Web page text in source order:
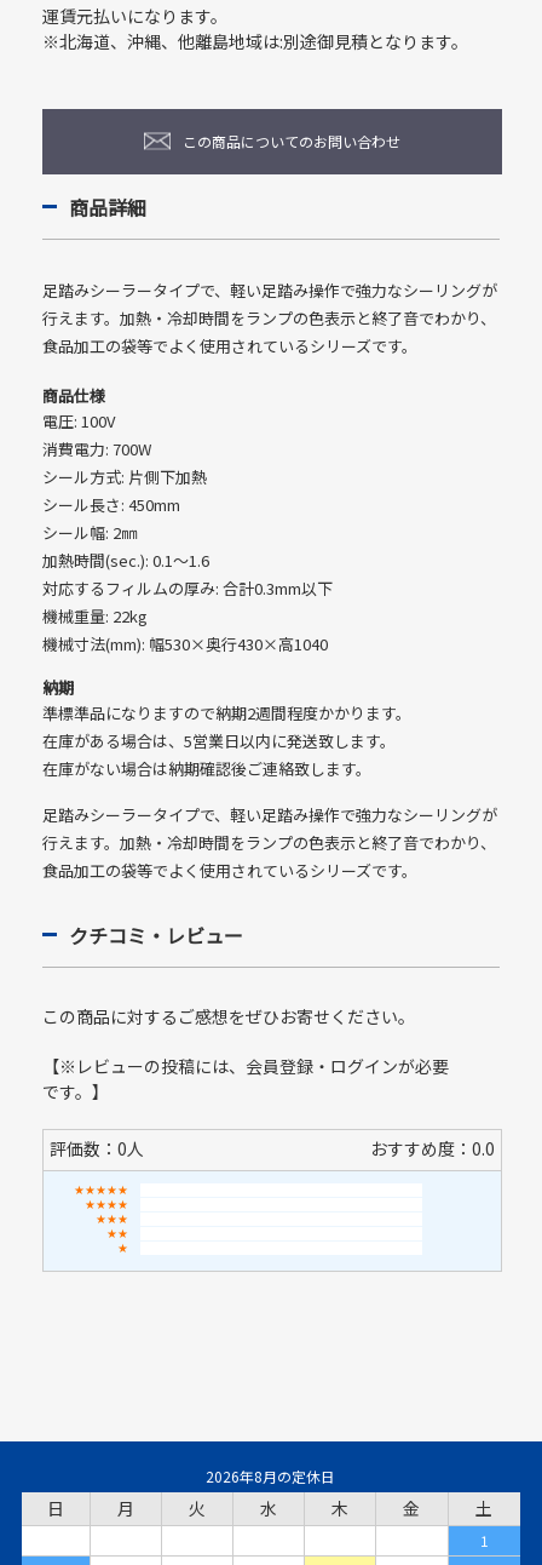
運賃元払いになります。
※北海道、沖縄、他離島地域は:別途御見積となります。
この商品についてのお問い合わせ
商品詳細
足踏みシーラータイプで、軽い足踏み操作で強力なシーリングが
行えます。加熱・冷却時間をランプの色表示と終了音でわかり、
食品加工の袋等でよく使用されているシリーズです。
商品仕様
電圧: 100V
消費電力: 700W
シール方式: 片側下加熱
シール長さ: 450mm
シール幅: 2㎜
加熱時間(sec.): 0.1〜1.6
対応するフィルムの厚み: 合計0.3mm以下
機械重量: 22kg
機械寸法(mm): 幅530×奥行430×高1040
納期
準標準品になりますので納期2週間程度かかります。
在庫がある場合は、5営業日以内に発送致します。
在庫がない場合は納期確認後ご連絡致します。
足踏みシーラータイプで、軽い足踏み操作で強力なシーリングが
行えます。加熱・冷却時間をランプの色表示と終了音でわかり、
食品加工の袋等でよく使用されているシリーズです。
クチコミ・レビュー
この商品に対するご感想をぜひお寄せください。
【※レビューの投稿には、会員登録・ログインが必要
です。】
評価数：0人 おすすめ度：0.0
★★★★★
★★★★
★★★
★★
★
2026年8月の定休日
日 月 火 水 木 金 土
1